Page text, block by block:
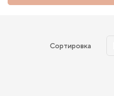
Сортировка